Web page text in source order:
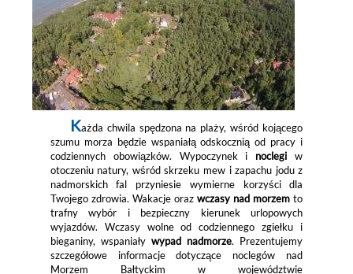
Każda chwila spędzona na plaży, wśród kojącego
szumu morza będzie wspaniałą odskocznią od pracy i
codziennych obowiązków. Wypoczynek i noclegi w
otoczeniu natury, wśród skrzeku mew i zapachu jodu z
nadmorskich fal przyniesie wymierne korzyści dla
Twojego zdrowia. Wakacje orazwczasy nad morzem to
trafny wybór i bezpieczny kierunek urlopowych
wyjazdów. Wczasy wolne od codziennego zgiełku i
bieganiny, wspaniały wypad nadmorze. Prezentujemy
szczegółowe informacje dotyczące noclegów nad
Morzem Bałtyckim w województwie